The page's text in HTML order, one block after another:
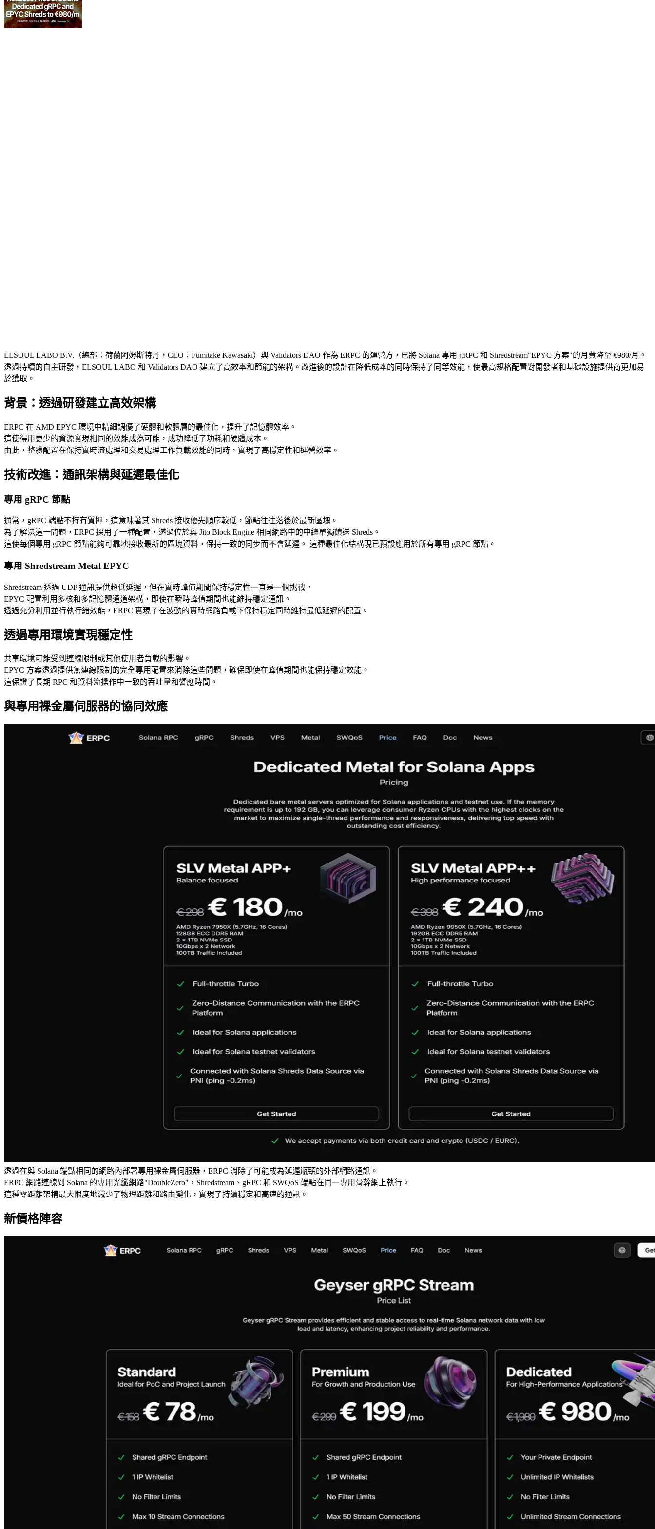
ELSOUL LABO B.V.（總部：荷蘭阿姆斯特丹，CEO：Fumitake Kawasaki）與 Validators DAO 作為 ERPC 的運營方，已將 Solana 專用 gRPC 和 Shredstream"EPYC 方案"的月費降至 €980/月。
透過持續的自主研發，ELSOUL LABO 和 Validators DAO 建立了高效率和節能的架構。改進後的設計在降低成本的同時保持了同等效能，使最高規格配置對開發者和基礎設施提供商更加易
於獲取。
背景：透過研發建立高效架構
ERPC 在 AMD EPYC 環境中精細調優了硬體和軟體層的最佳化，提升了記憶體效率。
這使得用更少的資源實現相同的效能成為可能，成功降低了功耗和硬體成本。
由此，整體配置在保持實時流處理和交易處理工作負載效能的同時，實現了高穩定性和運營效率。
技術改進：通訊架構與延遲最佳化
專用 gRPC 節點
通常，gRPC 端點不持有質押，這意味著其 Shreds 接收優先順序較低，節點往往落後於最新區塊。
為了解決這一問題，ERPC 採用了一種配置，透過位於與 Jito Block Engine 相同網路中的中繼單獨饋送 Shreds。
這使每個專用 gRPC 節點能夠可靠地接收最新的區塊資料，保持一致的同步而不會延遲。 這種最佳化結構現已預設應用於所有專用 gRPC 節點。
專用 Shredstream Metal EPYC
Shredstream 透過 UDP 通訊提供超低延遲，但在實時峰值期間保持穩定性一直是一個挑戰。
EPYC 配置利用多核和多記憶體通道架構，即使在瞬時峰值期間也能維持穩定通訊。
透過充分利用並行執行緒效能，ERPC 實現了在波動的實時網路負載下保持穩定同時維持最低延遲的配置。
透過專用環境實現穩定性
共享環境可能受到連線限制或其他使用者負載的影響。
EPYC 方案透過提供無連線限制的完全專用配置來消除這些問題，確保即使在峰值期間也能保持穩定效能。
這保證了長期 RPC 和資料流操作中一致的吞吐量和響應時間。
與專用裸金屬伺服器的協同效應
透過在與 Solana 端點相同的網路內部署專用裸金屬伺服器，ERPC 消除了可能成為延遲瓶頸的外部網路通訊。
ERPC 網路連線到 Solana 的專用光纖網路"DoubleZero"，Shredstream、gRPC 和 SWQoS 端點在同一專用骨幹網上執行。
這種零距離架構最大限度地減少了物理距離和路由變化，實現了持續穩定和高速的通訊。
新價格陣容